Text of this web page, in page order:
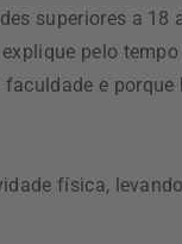
superiores a 18
pelo
e porque
física,